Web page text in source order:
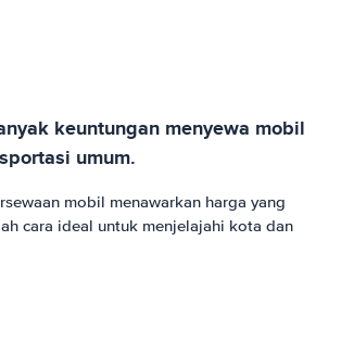
keuntungan menyewa mobil
umum.
mobil menawarkan harga yang
cara ideal untuk menjelajahi kota dan